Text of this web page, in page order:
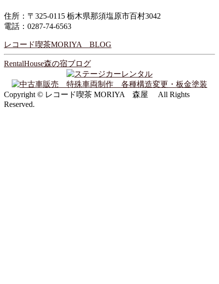
住所：〒325-0115 栃木県那須塩原市百村3042
電話：0287-74-6563
レコード喫茶MORIYA BLOG
RentalHouse森の宿ブログ
Copyright © レコード喫茶 MORIYA 森屋 All Rights
Reserved.